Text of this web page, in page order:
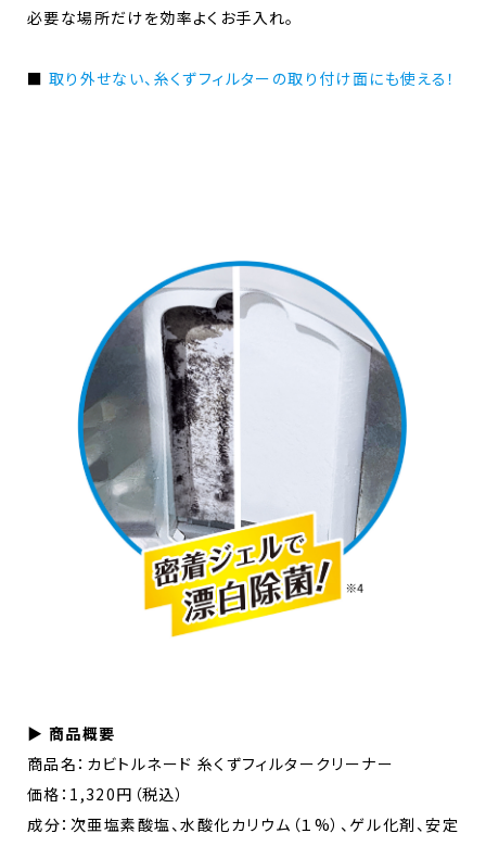
必要な場所だけを効率よくお手入れ。
■ 取り外せない、糸くずフィルターの取り付け面にも使える！
▶ 商品概要
商品名：カビトルネード 糸くずフィルタークリーナー
価格：1,320円（税込）
成分：次亜塩素酸塩、水酸化カリウム（１%）、ゲル化剤、安定